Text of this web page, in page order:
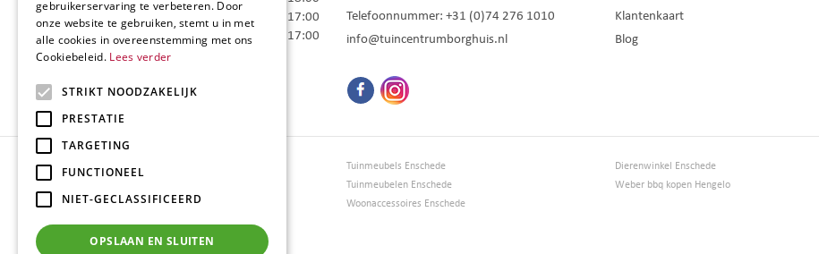
Zaterdag
09:00 - 17:00
Zondag
10:00 - 17:00
Telefoonnummer: +31 (0)74 276 1010
info@tuincentrumborghuis.nl
Klantenkaart
Blog
Tuincentrum Borghuis
Loungesets
Bloemen
Barbecues
Tuinmeubels Enschede
Tuinmeubelen Enschede
Woonaccessoires Enschede
Dierenwinkel Enschede
Weber bbq kopen Hengelo
gebruikerservaring te verbeteren. Door
onze website te gebruiken, stemt u in met
alle cookies in overeenstemming met ons
Cookiebeleid. Lees verder
STRIKT NOODZAKELIJK
PRESTATIE
TARGETING
FUNCTIONEEL
NIET-GECLASSIFICEERD
OPSLAAN EN SLUITEN